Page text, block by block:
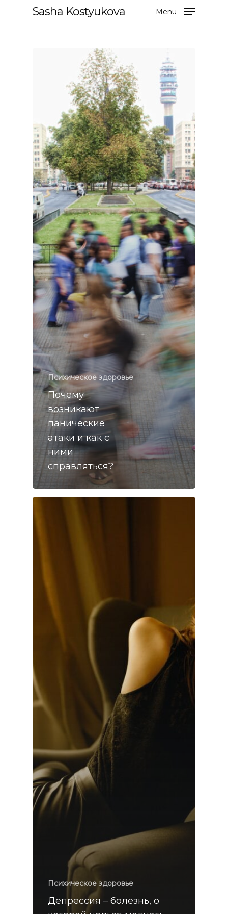
Hit enter to search or ESC to close
Sasha Kostyukova Menu
Психическое здоровье
Почему
возникают
панические
атаки и как с
ними
справляться?
Психическое здоровье
Депрессия – болезнь, о
Головна
Консультація
Про мене
Блог